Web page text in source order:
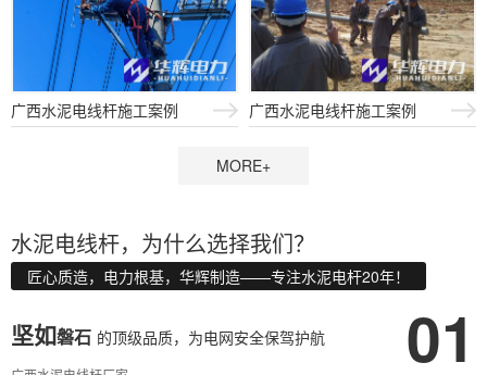
广西水泥电线杆施工案例 广西水泥电线杆施工案例
MORE+
水泥电线杆，为什么选择我们？
匠心质造，电力根基，华辉制造——专注水泥电杆20年！
坚如磐石 的顶级品质，为电网安全保驾护航 01